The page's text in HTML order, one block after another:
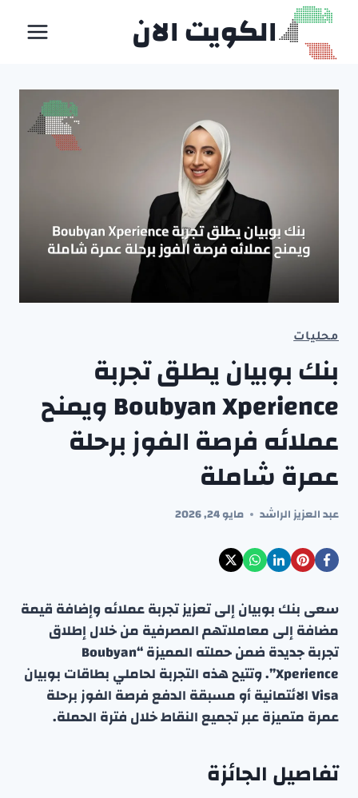
التجاوز
المحتوى
الكويت الان
محليات
بنك بوبيان يطلق تجربة
Boubyan Xperience ويمنح
عملائه فرصة الفوز برحلة
عمرة شاملة
عبد العزيز الراشد مايو 24, 2026
سعى بنك بوبيان إلى تعزيز تجربة عملائه وإضافة قيمة
مضافة إلى معاملاتهم المصرفية من خلال إطلاق
تجربة جديدة ضمن حملته المميزة “Boubyan
Xperience”. وتتيح هذه التجربة لحاملي بطاقات بوبيان
Visa الائتمانية أو مسبقة الدفع فرصة الفوز برحلة
عمرة متميزة عبر تجميع النقاط خلال فترة الحملة.
تفاصيل الجائزة